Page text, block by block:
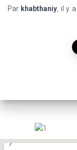
Par khabthaniy , il y a